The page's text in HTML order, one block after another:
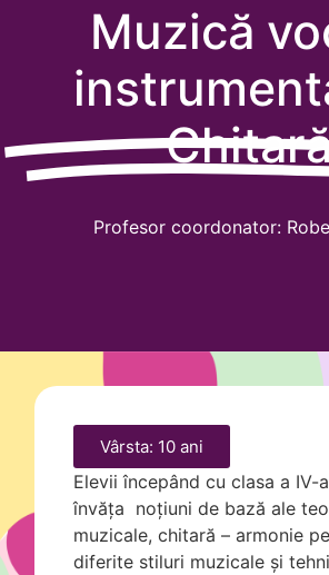
Muzică
Profesor coordonator:
Vârsta: 10 ani
Eleviiîncepând cu clasa a IV-
învăța noțiuni de bază ale
muzicale, chitară – armonie
diferite stiluri muzicale și